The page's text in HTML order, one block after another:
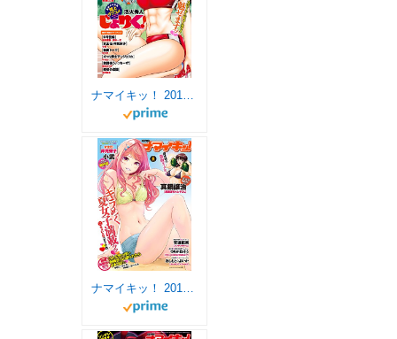
ナマイキッ！ 2018年2月号 [雑誌]
ナマイキッ！ 2017年8月号 [雑誌]